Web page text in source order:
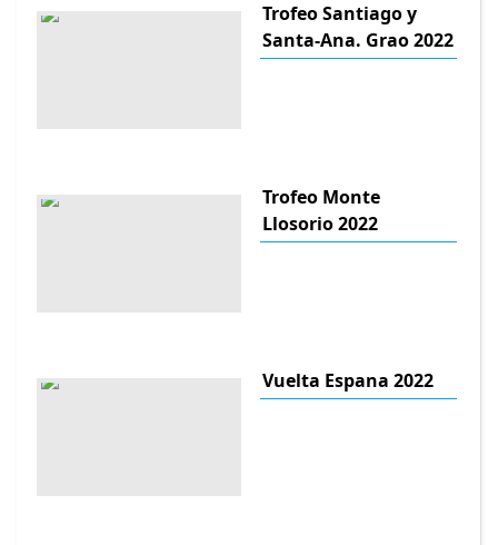
Trofeo Santiago y
Santa-Ana. Grao 2022
Trofeo Monte
Llosorio 2022
Vuelta Espana 2022